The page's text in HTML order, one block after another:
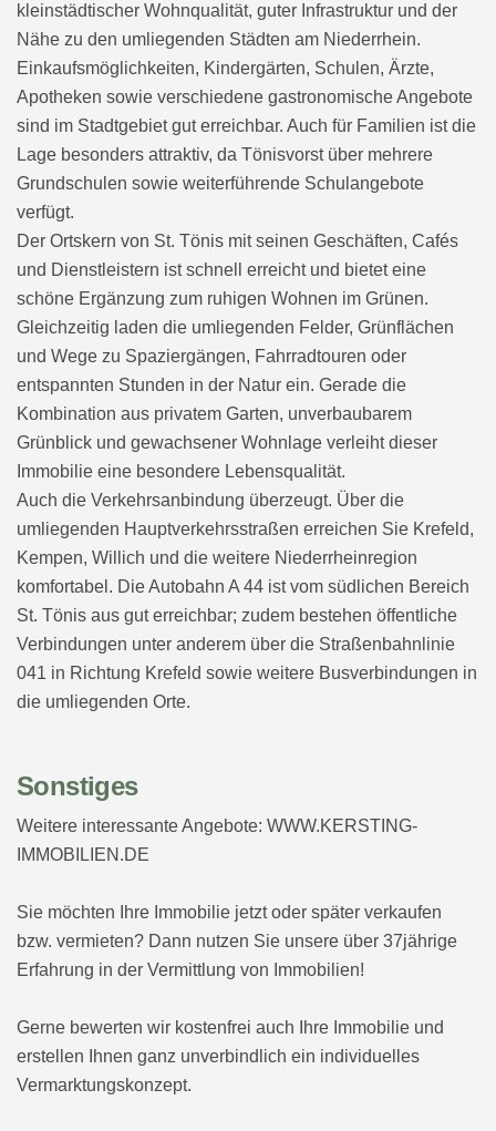
kleinstädtischer Wohnqualität, guter Infrastruktur und der
Nähe zu den umliegenden Städten am Niederrhein.
Einkaufsmöglichkeiten, Kindergärten, Schulen, Ärzte,
Apotheken sowie verschiedene gastronomische Angebote
sind im Stadtgebiet gut erreichbar. Auch für Familien ist die
Lage besonders attraktiv, da Tönisvorst über mehrere
Grundschulen sowie weiterführende Schulangebote
verfügt.
Der Ortskern von St. Tönis mit seinen Geschäften, Cafés
und Dienstleistern ist schnell erreicht und bietet eine
schöne Ergänzung zum ruhigen Wohnen im Grünen.
Gleichzeitig laden die umliegenden Felder, Grünflächen
und Wege zu Spaziergängen, Fahrradtouren oder
entspannten Stunden in der Natur ein. Gerade die
Kombination aus privatem Garten, unverbaubarem
Grünblick und gewachsener Wohnlage verleiht dieser
Immobilie eine besondere Lebensqualität.
Auch die Verkehrsanbindung überzeugt. Über die
umliegenden Hauptverkehrsstraßen erreichen Sie Krefeld,
Kempen, Willich und die weitere Niederrheinregion
komfortabel. Die Autobahn A 44 ist vom südlichen Bereich
St. Tönis aus gut erreichbar; zudem bestehen öffentliche
Verbindungen unter anderem über die Straßenbahnlinie
041 in Richtung Krefeld sowie weitere Busverbindungen in
die umliegenden Orte.
Sonstiges
Weitere interessante Angebote: WWW.KERSTING-
IMMOBILIEN.DE
Sie möchten Ihre Immobilie jetzt oder später verkaufen
bzw. vermieten? Dann nutzen Sie unsere über 37jährige
Erfahrung in der Vermittlung von Immobilien!
Gerne bewerten wir kostenfrei auch Ihre Immobilie und
erstellen Ihnen ganz unverbindlich ein individuelles
Vermarktungskonzept.